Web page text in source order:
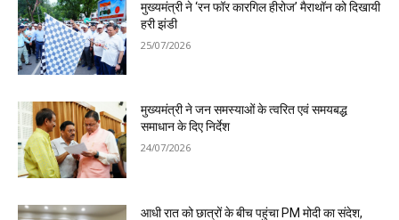
मुख्यमंत्री ने ‘रन फॉर कारगिल हीरोज’ मैराथॉन को दिखायी
हरी झंडी
25/07/2026
मुख्यमंत्री ने जन समस्याओं के त्वरित एवं समयबद्ध
समाधान के दिए निर्देश
24/07/2026
आधी रात को छात्रों के बीच पहुंचा PM मोदी का संदेश,